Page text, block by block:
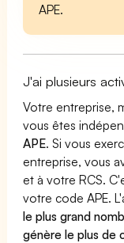
APE.
J'ai plusieurs
Votre entreprise,
vous êtes
APE. Si vous
entreprise, vous
et à votre RCS.
votre code APE.
le plus grand
génère le plus de